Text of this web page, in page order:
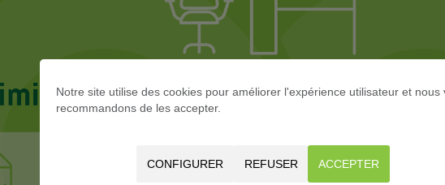
Notre site utilise des cookies pour améliorer l'expérience utilisateur et nous
recommandons de les accepter.
CONFIGURER REFUSER ACCEPTER